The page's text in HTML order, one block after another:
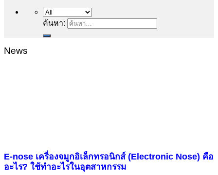
ค้นหา:
News
E-nose เครื่องจมูกอิเล็กทรอนิกส์ (Electronic Nose) คือ
อะไร? ใช้ทำอะไรในอุตสาหกรรม